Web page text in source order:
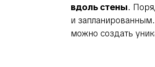
вдоль стены.
и
можно создать